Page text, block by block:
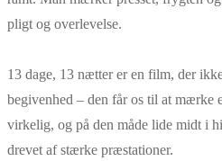
pligt og overlevelse.
13 dage, 13 nætter er en film, der
begivenhed – den får os til at
virkelig, og på den måde lide midt i
drevet af stærke præstationer.